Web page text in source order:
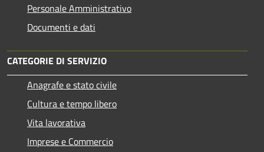
Personale Amministrativo
Documenti e dati
CATEGORIE DI SERVIZIO
Anagrafe e stato civile
Cultura e tempo libero
Vita lavorativa
Imprese e Commercio